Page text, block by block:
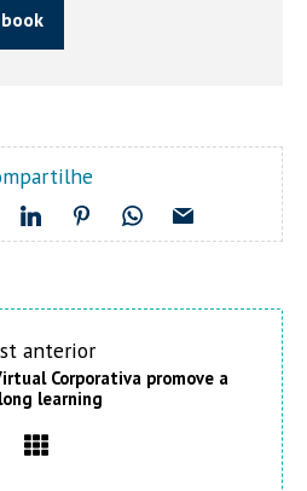
anterior
Corporativa promove a
learning